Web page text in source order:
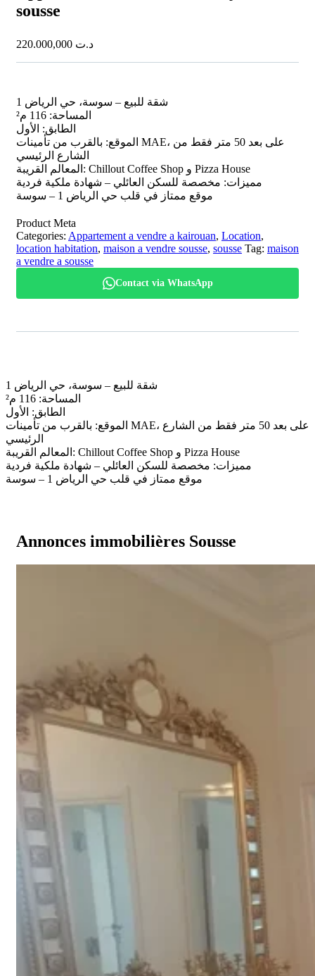
sousse
د.ت
شقة للبيع – سوسة، حي الرياض 1
المساحة: 116 م²
الطابق: الأول
الموقع: بالقرب من تأمينات MAE، على بعد 50 متر فقط من
الشارع الرئيسي
المعالم القريبة: Chillout Coffee Shop و Pizza House
مميزات: مخصصة للسكن العائلي – شهادة ملكية فردية
موقع ممتاز في قلب حي الرياض 1 – سوسة
Product Meta
Categories: Appartement a vendre a kairouan, Location,
location habitation, maison a vendre sousse, sousse Tag: maison
a vendre a sousse
Contact via WhatsApp
شقة للبيع – سوسة، حي الرياض 1
المساحة: 116 م²
الطابق: الأول
الموقع: بالقرب من تأمينات MAE، على بعد 50 متر فقط من الشارع
الرئيسي
المعالم القريبة: Chillout Coffee Shop و Pizza House
مميزات: مخصصة للسكن العائلي – شهادة ملكية فردية
موقع ممتاز في قلب حي الرياض 1 – سوسة
Annonces immobilières Sousse